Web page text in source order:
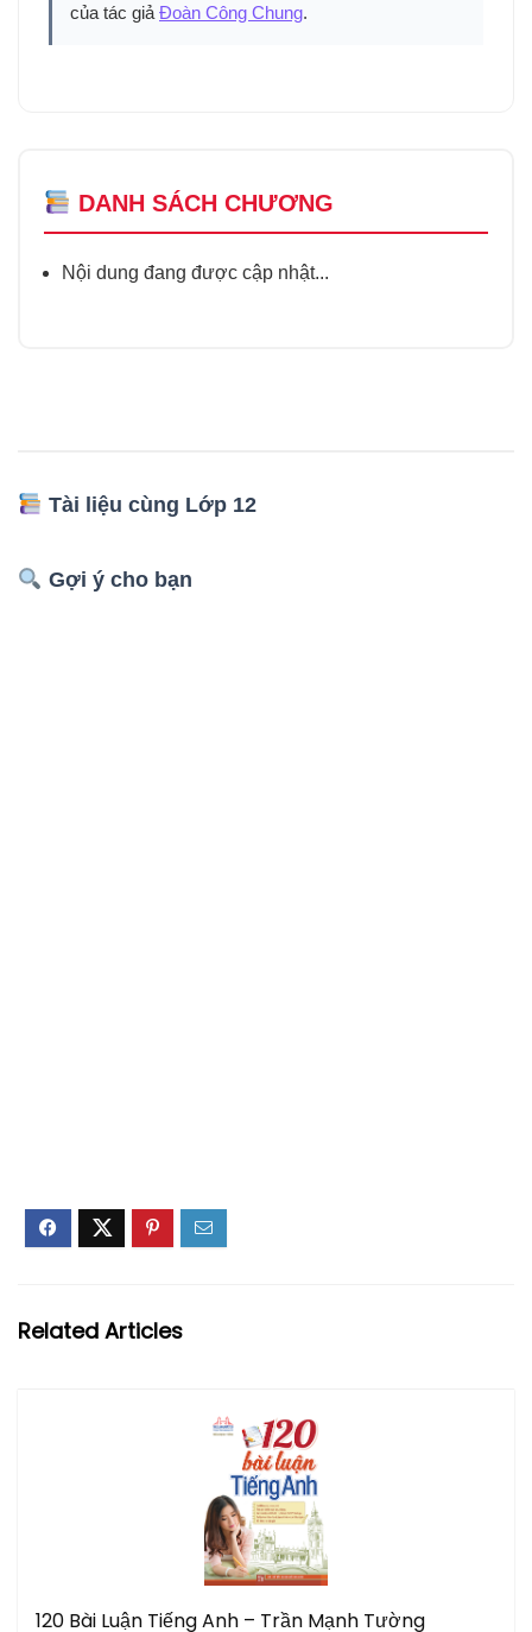
của tác giả Đoàn Công Chung.
DANH SÁCH CHƯƠNG
Nội dung đang được cập nhật...
Tài liệu cùng Lớp 12
Gợi ý cho bạn
Related Articles
120 Bài Luận Tiếng Anh – Trần Mạnh Tường